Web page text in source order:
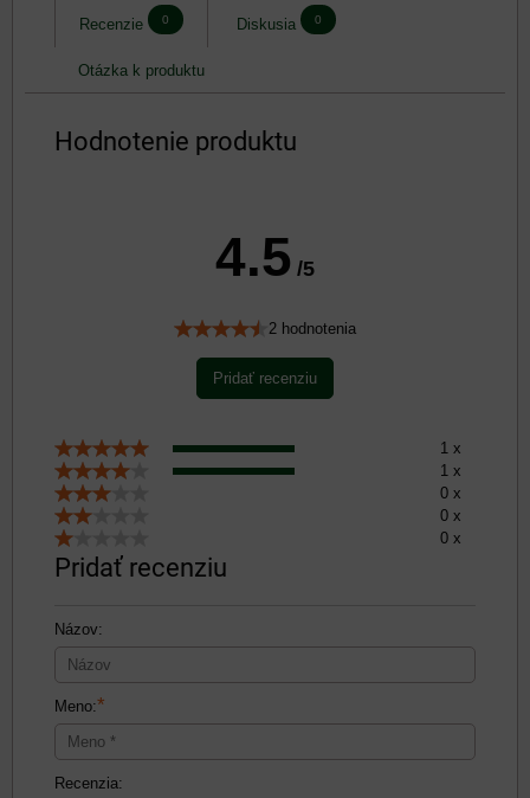
Recenzie 0 Diskusia 0
Otázka k produktu
Hodnotenie produktu
4.5 /5
2 hodnotenia
Pridať recenziu
1 x
1 x
0 x
0 x
0 x
Pridať recenziu
Názov:
Meno:*
Recenzia: